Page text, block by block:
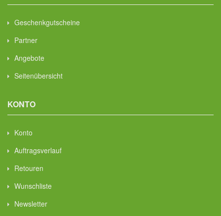
Geschenkgutscheine
Partner
Angebote
Seitenübersicht
KONTO
Konto
Auftragsverlauf
Retouren
Wunschliste
Newsletter